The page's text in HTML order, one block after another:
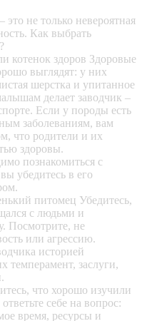
не только невероятная
Как выбрать
котенок здоров Здоровые
выглядят: у них
шерстка и упитанное
делает заводчик –
Если у породы есть
заболеваниям, вам
что родители и их
здоровы.
познакомиться с
убедитесь в его
питомец Убедитесь,
с людьми и
Посмотрите, не
или агрессию.
историей
темперамент, заслуги,
что хорошо изучили
себе на вопрос:
время, ресурсы и